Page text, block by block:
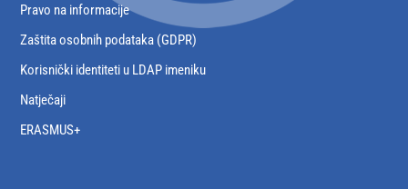
Pravo na informacije
Zaštita osobnih podataka (GDPR)
Korisnički identiteti u LDAP imeniku
Natječaji
ERASMUS+